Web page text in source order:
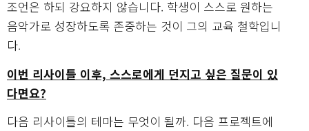
조언은 하되 강요하지 않습니다. 학생이 스스로 원하는
음악가로 성장하도록 존중하는 것이 그의 교육 철학입니
다.
이번 리사이틀 이후, 스스로에게 던지고 싶은 질문이 있
다면요?
다음 리사이틀의 테마는 무엇이 될까. 다음 프로젝트에